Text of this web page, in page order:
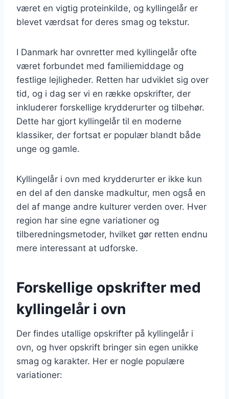
været en vigtig proteinkilde, og kyllingelår er
blevet værdsat for deres smag og tekstur.
I Danmark har ovnretter med kyllingelår ofte
været forbundet med familiemiddage og
festlige lejligheder. Retten har udviklet sig over
tid, og i dag ser vi en række opskrifter, der
inkluderer forskellige krydderurter og tilbehør.
Dette har gjort kyllingelår til en moderne
klassiker, der fortsat er populær blandt både
unge og gamle.
Kyllingelår i ovn med krydderurter er ikke kun
en del af den danske madkultur, men også en
del af mange andre kulturer verden over. Hver
region har sine egne variationer og
tilberedningsmetoder, hvilket gør retten endnu
mere interessant at udforske.
Forskellige opskrifter med
kyllingelår i ovn
Der findes utallige opskrifter på kyllingelår i
ovn, og hver opskrift bringer sin egen unikke
smag og karakter. Her er nogle populære
variationer: